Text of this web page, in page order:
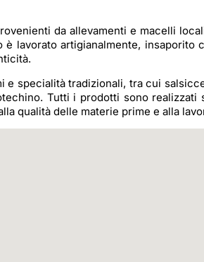
da allevamenti e macelli
lavorato artigianalmente, insaporito
e specialità tradizionali, tra cui
Tutti i prodotti sono realizzati
qualità delle materie prime e alla